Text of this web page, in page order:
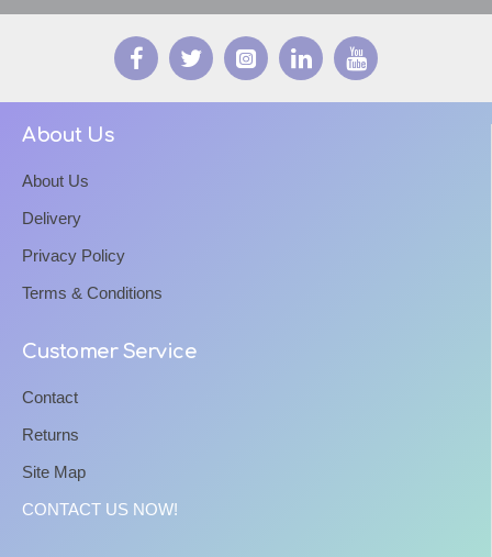
About Us
About Us
Delivery
Privacy Policy
Terms & Conditions
Customer Service
Contact
Returns
Site Map
CONTACT US NOW!